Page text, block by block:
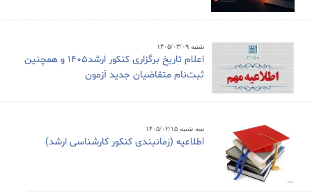
شنبه ۱۴۰۵/۰۳/۰۹
اعلام تاریخ برگزاری کنکور ارشد1405 و همچنین
ثبت‌نام متقاضیان جدید آزمون
سه شنبه ۱۴۰۵/۰۲/۱۵
اطلاعیه (زمانبندی کنکور کارشناسی ارشد)